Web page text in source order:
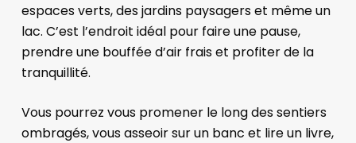
espaces verts, des jardins paysagers et même un
lac. C’est l’endroit idéal pour faire une pause,
prendre une bouffée d’air frais et profiter de la
tranquillité.
Vous pourrez vous promener le long des sentiers
ombragés, vous asseoir sur un banc et lire un livre,